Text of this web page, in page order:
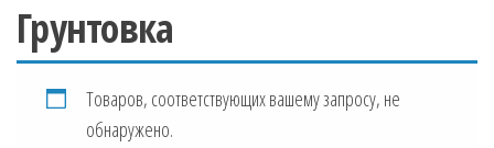
Грунтовка
Товаров, соответствующих вашему запросу, не
обнаружено.